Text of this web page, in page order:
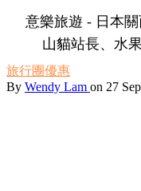
意樂旅遊 - 日本
山貓站長、水
旅行團優惠
By Wendy Lam on 27